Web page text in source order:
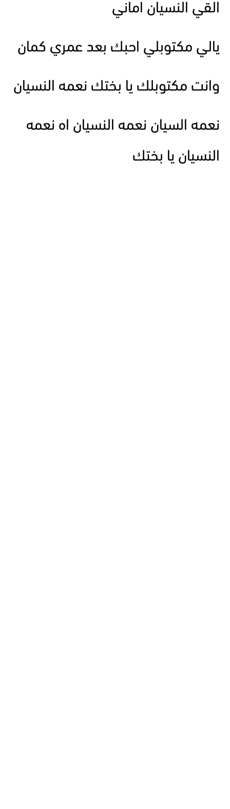
القي النسيان اماني
يالي مكتوبلي احبك بعد عمري كمان
وانت مكتوبلك يا بختك نعمه النسيان
نعمه السيان نعمه النسيان اه نعمه
النسيان يا بختك